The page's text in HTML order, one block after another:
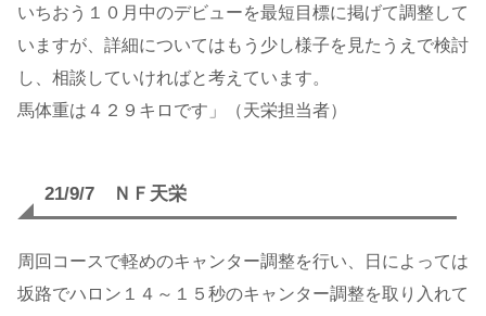
いちおう１０月中のデビューを最短目標に掲げて調整して
いますが、詳細についてはもう少し様子を見たうえで検討
し、相談していければと考えています。
馬体重は４２９キロです」（天栄担当者）
21/9/7 ＮＦ天栄
周回コースで軽めのキャンター調整を行い、日によっては
坂路でハロン１４～１５秒のキャンター調整を取り入れて